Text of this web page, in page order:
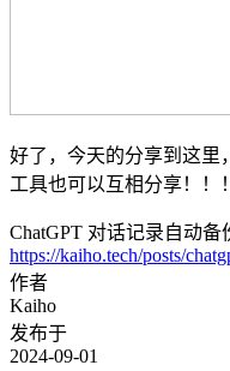
好了，今天的分享到这里
工具也可以互相分享！！！
ChatGPT 对话记录自动备
https://kaiho.tech/posts/
作者
Kaiho
发布于
2024-09-01